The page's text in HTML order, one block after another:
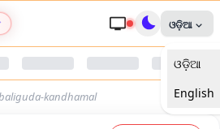
Nari Shakti
ଓଡ଼ିଆ
ଓଡ଼ିଆ
English
kandhamal